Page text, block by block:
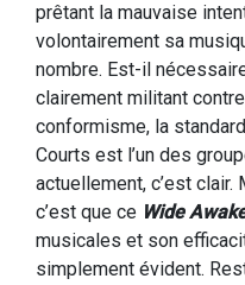
prêtant la mauvaise
volontairement sa
nombre. Est-il
clairement militant
conformisme, la
Courts est l’un des
actuellement, c’est
c’est que ce Wide
musicales et son
simplement évident.